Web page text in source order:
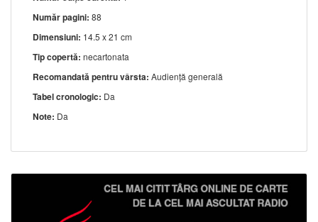
Număr pagini: 88
Dimensiuni: 14.5 x 21 cm
Tip copertă: necartonata
Recomandată pentru vârsta: Audiență generală
Tabel cronologic: Da
Note: Da